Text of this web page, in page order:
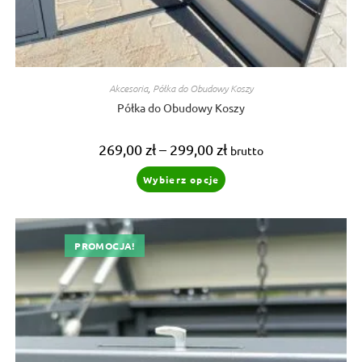
Akcesoria, Półka do Obudowy Koszy
Półka do Obudowy Koszy
269,00zł– 299,00złZakres
cen:
brutto
Wybierz opcje produkt
wariantów.
można
wybrać
na
stronie
produktu
PROMOCJA!